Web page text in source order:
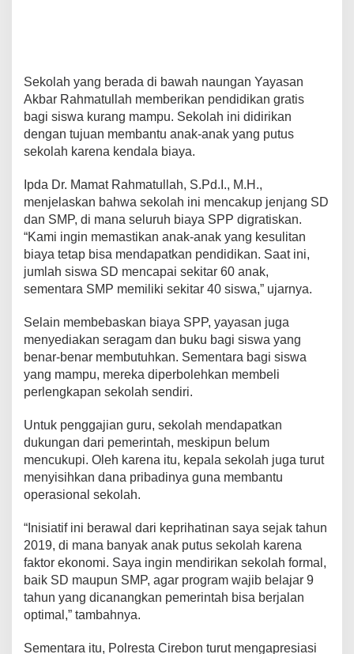
Sekolah yang berada di bawah naungan Yayasan
Akbar Rahmatullah memberikan pendidikan gratis
bagi siswa kurang mampu. Sekolah ini didirikan
dengan tujuan membantu anak-anak yang putus
sekolah karena kendala biaya.
Ipda Dr. Mamat Rahmatullah, S.Pd.I., M.H.,
menjelaskan bahwa sekolah ini mencakup jenjang SD
dan SMP, di mana seluruh biaya SPP digratiskan.
“Kami ingin memastikan anak-anak yang kesulitan
biaya tetap bisa mendapatkan pendidikan. Saat ini,
jumlah siswa SD mencapai sekitar 60 anak,
sementara SMP memiliki sekitar 40 siswa,” ujarnya.
Selain membebaskan biaya SPP, yayasan juga
menyediakan seragam dan buku bagi siswa yang
benar-benar membutuhkan. Sementara bagi siswa
yang mampu, mereka diperbolehkan membeli
perlengkapan sekolah sendiri.
Untuk penggajian guru, sekolah mendapatkan
dukungan dari pemerintah, meskipun belum
mencukupi. Oleh karena itu, kepala sekolah juga turut
menyisihkan dana pribadinya guna membantu
operasional sekolah.
“Inisiatif ini berawal dari keprihatinan saya sejak tahun
2019, di mana banyak anak putus sekolah karena
faktor ekonomi. Saya ingin mendirikan sekolah formal,
baik SD maupun SMP, agar program wajib belajar 9
tahun yang dicanangkan pemerintah bisa berjalan
optimal,” tambahnya.
Sementara itu, Polresta Cirebon turut mengapresiasi